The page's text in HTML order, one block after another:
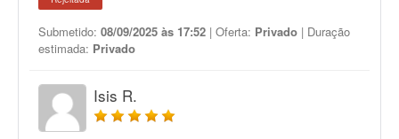
Submetido: 08/09/2025 às 17:52 | Oferta: Privado | Duração
estimada: Privado
Isis R.